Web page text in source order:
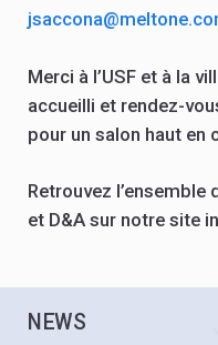
Merci à l’USF et à la
accueilli et rendez-
pour un salon haut en
Retrouvez l’ensemble
et D&A sur notre site
NEWS